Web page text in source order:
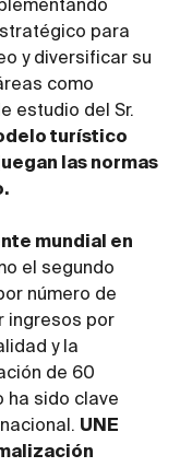
para
y diversificar su
como
estudio del Sr.
turístico
las normas
mundial en
el segundo
número de
ingresos por
y la
de 60
ha sido clave
UNE